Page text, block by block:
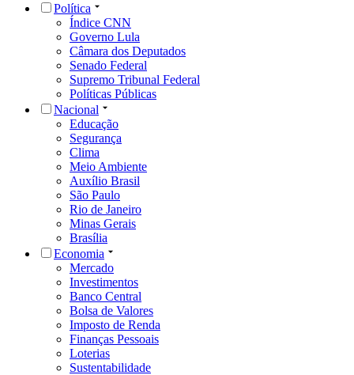
Política
Índice CNN
Governo Lula
Câmara dos Deputados
Senado Federal
Supremo Tribunal Federal
Políticas Públicas
Nacional
Educação
Segurança
Clima
Meio Ambiente
Auxílio Brasil
São Paulo
Rio de Janeiro
Minas Gerais
Brasília
Economia
Mercado
Investimentos
Banco Central
Bolsa de Valores
Imposto de Renda
Finanças Pessoais
Loterias
Sustentabilidade